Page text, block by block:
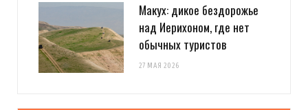
Макух: дикое бездорожье
над Иерихоном, где нет
обычных туристов
27 МАЯ 2026